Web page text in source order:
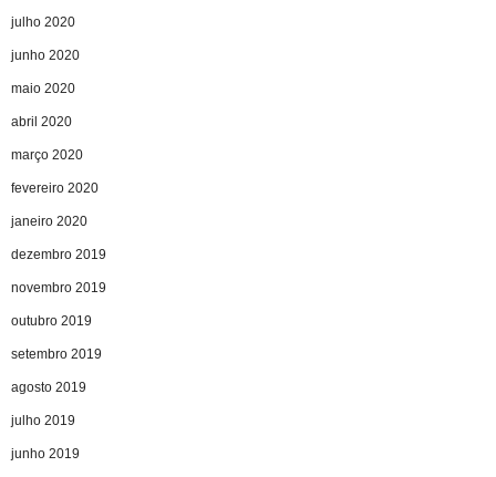
julho 2020
junho 2020
maio 2020
abril 2020
março 2020
fevereiro 2020
janeiro 2020
dezembro 2019
novembro 2019
outubro 2019
setembro 2019
agosto 2019
julho 2019
junho 2019